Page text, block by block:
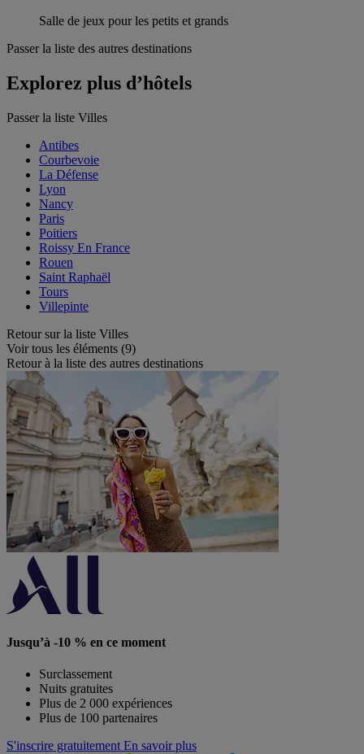
Salle de jeux pour les petits et grands
Passer la liste des autres destinations
Explorez plus d’hôtels
Passer la liste Villes
Antibes
Courbevoie
La Défense
Lyon
Nancy
Paris
Poitiers
Roissy En France
Rouen
Saint Raphaël
Tours
Villepinte
Retour sur la liste Villes
Voir tous les éléments (9)
Retour à la liste des autres destinations
Jusqu’à -10 % en ce moment
Surclassement
Nuits gratuites
Plus de 2 000 expériences
Plus de 100 partenaires
S'inscrire gratuitement En savoir plus